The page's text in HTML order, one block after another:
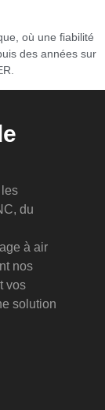
où une fiabilité
des années sur
du
à air
nos
vos
solution